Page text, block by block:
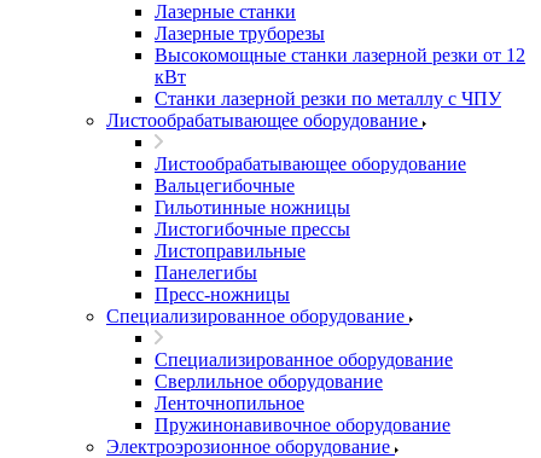
Лазерные станки
Лазерные труборезы
Высокомощные станки лазерной резки от 12
кВт
Станки лазерной резки по металлу с ЧПУ
Листообрабатывающее оборудование
Листообрабатывающее оборудование
Вальцегибочные
Гильотинные ножницы
Листогибочные прессы
Листоправильные
Панелегибы
Пресс-ножницы
Специализированное оборудование
Специализированное оборудование
Сверлильное оборудование
Ленточнопильное
Пружинонавивочное оборудование
Электроэрозионное оборудование